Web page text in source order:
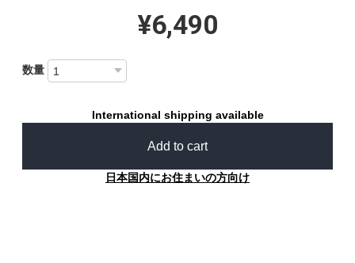
¥6,490
数量
International shipping available
Add to cart
日本国内にお住まいの方向け